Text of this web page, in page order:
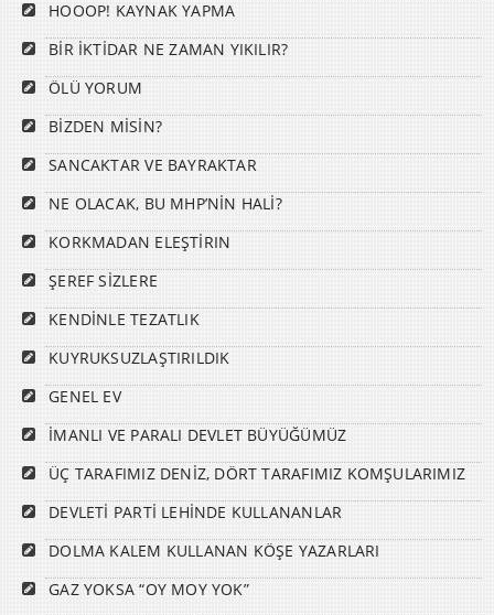
HOOOP! KAYNAK YAPMA
BİR İKTİDAR NE ZAMAN YIKILIR?
ÖLÜ YORUM
BİZDEN MİSİN?
SANCAKTAR VE BAYRAKTAR
NE OLACAK, BU MHP’NİN HALİ?
KORKMADAN ELEŞTİRIN
ŞEREF SİZLERE
KENDİNLE TEZATLIK
KUYRUKSUZLAŞTIRILDIK
GENEL EV
İMANLI VE PARALI DEVLET BÜYÜĞÜMÜZ
ÜÇ TARAFIMIZ DENİZ, DÖRT TARAFIMIZ KOMŞULARIMIZ
DEVLETİ PARTİ LEHİNDE KULLANANLAR
DOLMA KALEM KULLANAN KÖŞE YAZARLARI
GAZ YOKSA “OY MOY YOK”